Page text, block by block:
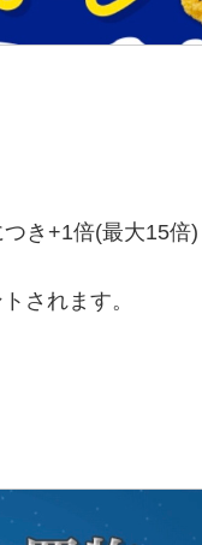
き+1倍(最大15倍)
されます。